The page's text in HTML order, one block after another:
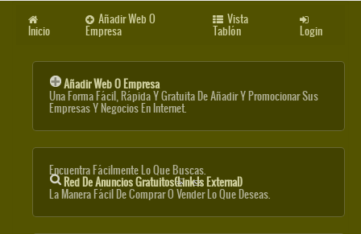
Inicio
Añadir Web O
Empresa
Vista
Tablón Login
Añadir Web O Empresa
Una Forma Fácil, Rápida Y Gratuita De Añadir Y Promocionar Sus
Empresas Y Negocios En Internet.
Encuentra Fácilmente Lo Que Buscas.
Red De Anuncios Gratuitos(link Is External)
La Manera Fácil De Comprar O Vender Lo Que Deseas.